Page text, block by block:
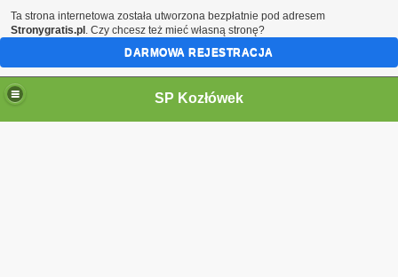
SP Kozłówek
Ta strona internetowa została utworzona bezpłatnie pod adresem
Stronygratis.pl . Czy chcesz też mieć własną stronę?
DARMOWA REJESTRACJA